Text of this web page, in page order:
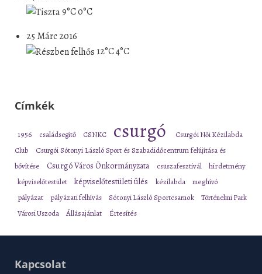
9°C0°C
25 Márc 2016
12°C4°C
Címkék
1956 családsegítő CSNKC csurgó
Csurgói Női Kézilabda
Club
Csurgói Sótonyi László Sport és Szabadidőcentrum felújítása és
bővítése
Csurgó Város Önkormányzata csuszafesztivál hirdetmény
képviselőtestület képviselőtestületi ülés kézilabda meghívó
pályázat pályázati felhívás Sótonyi László Sportcsarnok
Történelmi Park
Városi Uszoda
Állásajánlat Értesítés
Kapcsolat